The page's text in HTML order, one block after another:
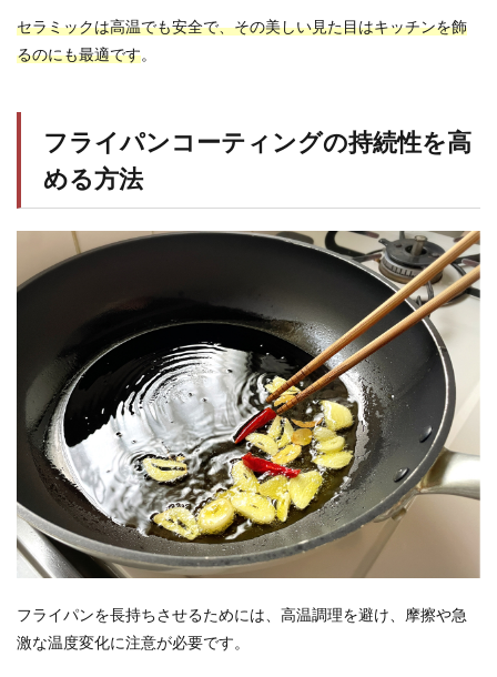
セラミックは高温でも安全で、その美しい見た目はキッチンを飾
るのにも最適です。
フライパンコーティングの持続性を高
める方法
フライパンを長持ちさせるためには、高温調理を避け、摩擦や急
激な温度変化に注意が必要です。